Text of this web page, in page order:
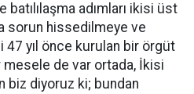
batılılaşma adımları ikisi üst
sorun hissedilmeye ve
47 yıl önce kurulan bir örgüt
mesele de var ortada, İkisi
biz diyoruz ki; bundan